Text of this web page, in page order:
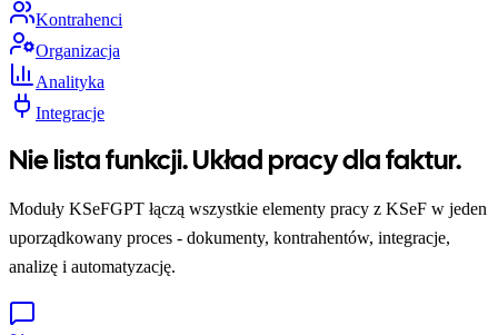
Kontrahenci
Organizacja
Analityka
Integracje
Nie lista funkcji. Układ pracy dla faktur.
Moduły KSeFGPT łączą wszystkie elementy pracy z KSeF w jeden
uporządkowany proces - dokumenty, kontrahentów, integracje,
analizę i automatyzację.